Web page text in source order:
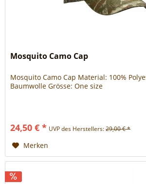
Mosquito Camo Cap
Mosquito Camo Cap Material: 100%
Baumwolle Grösse: One size
24,50 € * UVP des Herstellers:29,00 € *
Merken